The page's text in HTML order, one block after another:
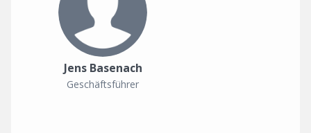
Jens Basenach
Geschäftsführer